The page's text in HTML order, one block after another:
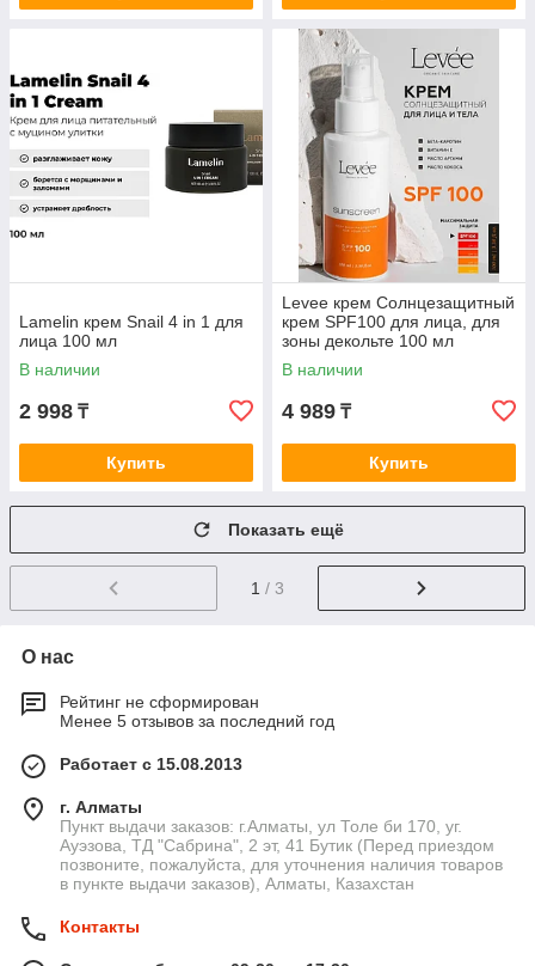
Lamelin крем Snail 4 in 1 для
лица 100 мл
В наличии
2 998 ₸
Купить
Levee крем Солнцезащитный
крем SPF100 для лица, для
зоны декольте 100 мл
В наличии
4 989 ₸
Купить
Показать ещё
1 / 3
О нас
Рейтинг не сформирован
Менее 5 отзывов за последний год
Работает с 15.08.2013
г. Алматы
Пункт выдачи заказов: г.Алматы, ул Толе би 170, уг.
Ауэзова, ТД "Сабрина", 2 эт, 41 Бутик (Перед приездом
позвоните, пожалуйста, для уточнения наличия товаров
в пункте выдачи заказов), Алматы, Казахстан
Контакты